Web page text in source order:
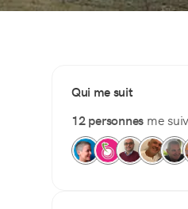
Qui me suit
12 personnes me